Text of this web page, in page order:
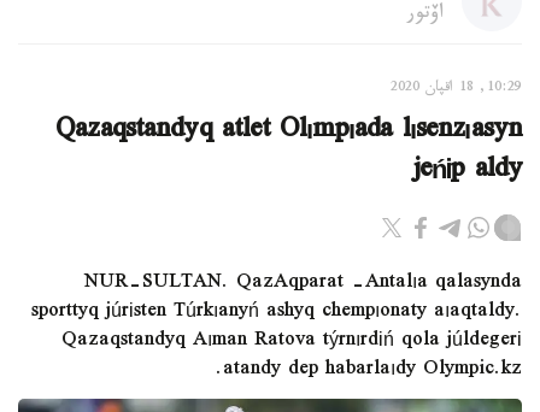
اۆتور
10:29, 18 اقپان 2020
Qazaqstandyq atlet Olımpıada lısenzıasyn
jeńіp aldy
NUR-SULTAN. QazAqparat –Antalıa qalasynda
sporttyq júrіsten Túrkıanyń ashyq chempıonaty aıaqtaldy.
Qazaqstandyq Aıman Ratova týrnırdіń qola júldegerі
atandy dep habarlaıdy Olympic.kz.